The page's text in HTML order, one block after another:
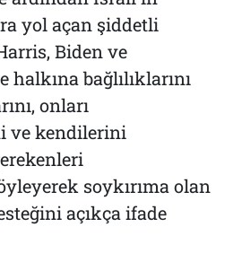
yol açan şiddetli
Biden ve
bağlılıklarını
onları
ve kendilerini
soykırıma olan
açıkça ifade